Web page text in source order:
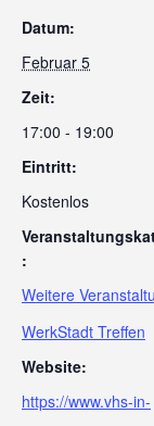
Datum:
Februar 5
Zeit:
17:00 - 19:00
Eintritt:
Kostenlos
:
Weitere
WerkStadt Treffen
Website:
https://www.vhs-in-